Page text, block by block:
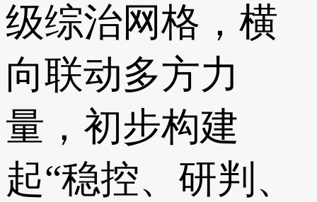
级综治网格，横
向联动多方力
量，初步构建
起“稳控、研判、